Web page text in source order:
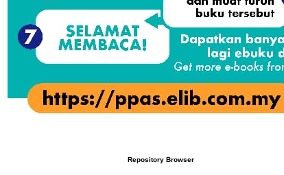
Repository Browser